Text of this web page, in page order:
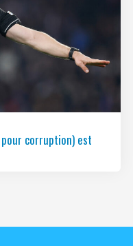
corruption) est